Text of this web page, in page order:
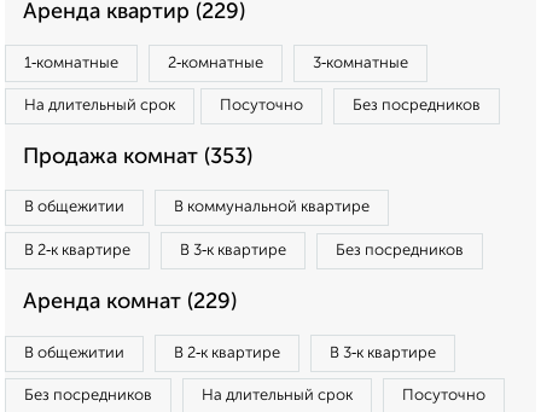
Аренда квартир (229)
1‑комнатные 2‑комнатные 3‑комнатные
На длительный срок Посуточно Без посредников
Продажа комнат (353)
В общежитии В коммунальной квартире
В 2‑к квартире В 3‑к квартире Без посредников
Аренда комнат (229)
В общежитии В 2‑к квартире В 3‑к квартире
Без посредников На длительный срок Посуточно